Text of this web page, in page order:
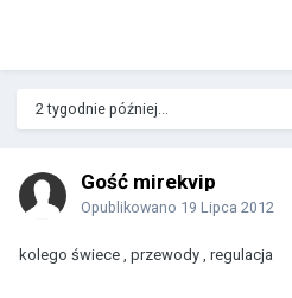
2 tygodnie później...
Gość mirekvip
Opublikowano 19 Lipca 2012
kolego świece , przewody , regulacja